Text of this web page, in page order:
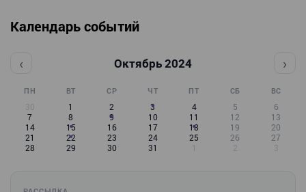
Календарь событий
‹ Октябрь 2024 ›
ПН ВТ СР ЧТ ПТ СБ ВС
30 1 2 3 4 5
6
7
8 9 10 11 12
13
14
15 16 17 18 19
20
21
22 23 24 25 26
27
28
29 30 31 1 2 3